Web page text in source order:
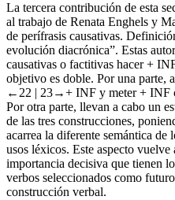
La tercera contribución de esta
al trabajo de Renata Enghels y
de perífrasis causativas.
evolución diacrónica”. Estas
causativas o factitivas hacer+
objetivo es doble. Por una parte,
←22 | 23→+ INF y meter+ INF
Por otra parte, llevan a cabo un
de las tres construcciones,
acarrea la diferente semántica de
usos léxicos. Este aspecto vuelve
importancia decisiva que tienen
verbos seleccionados como
construcción verbal.